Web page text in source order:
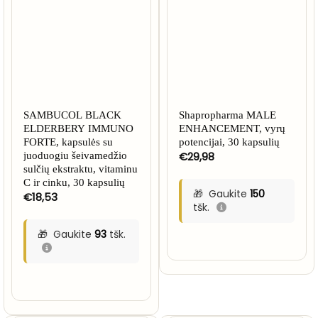
SAMBUCOL BLACK
ELDERBERY IMMUNO
FORTE, kapsulės su
juoduogiu šeivamedžio
sulčių ekstraktu, vitaminu
C ir cinku, 30 kapsulių
€18,53
Gaukite 93tšk.
Shapropharma MALE
ENHANCEMENT, vyrų
potencijai, 30 kapsulių
€29,98
Gaukite 150
tšk.